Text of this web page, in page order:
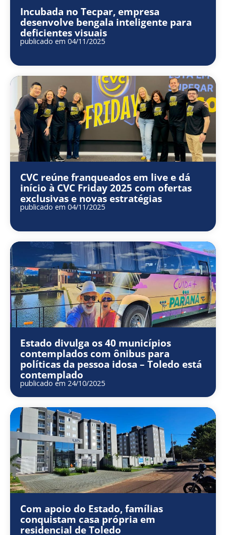
Incubada no Tecpar, empresa
desenvolve bengala inteligente para
deficientes visuais
publicado em 04/11/2025
CVC reúne franqueados em live e dá
início à CVC Friday 2025 com ofertas
exclusivas e novas estratégias
publicado em 04/11/2025
Estado divulga os 40 municípios
contemplados com ônibus para
políticas da pessoa idosa – Toledo está
contemplado
publicado em 24/10/2025
Com apoio do Estado, famílias
conquistam casa própria em
residencial de Toledo